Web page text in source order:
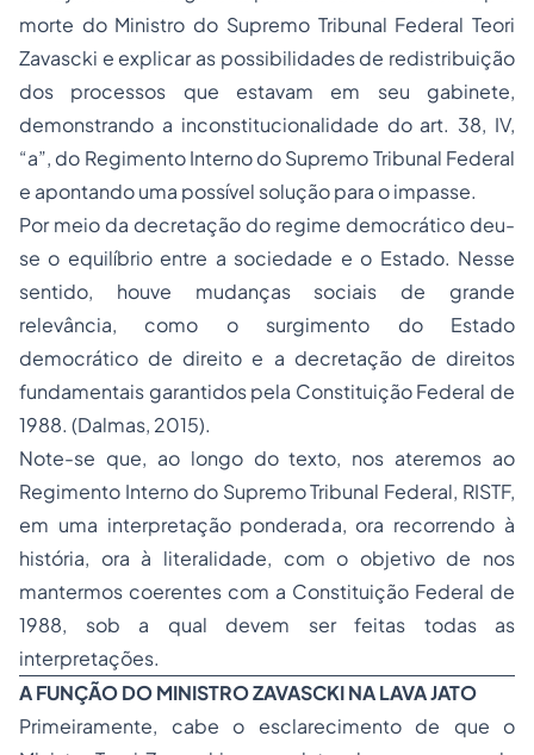
morte do Ministro do Supremo Tribunal Federal Teori
Zavascki e explicar as possibilidades de redistribuição
dos processos que estavam em seu gabinete,
demonstrando a inconstitucionalidade do art. 38, IV,
“a”, do Regimento Interno do Supremo Tribunal Federal
e apontando uma possível solução para o impasse.
Por meio da decretação do regime democrático deu-
se o equilíbrio entre a sociedade e o Estado. Nesse
sentido, houve mudanças sociais de grande
relevância, como o surgimento do Estado
democrático de direito e a decretação de direitos
fundamentais garantidos pela Constituição Federal de
1988. (Dalmas, 2015).
Note-se que, ao longo do texto, nos ateremos ao
Regimento Interno do Supremo Tribunal Federal, RISTF,
em uma interpretação ponderada, ora recorrendo à
história, ora à literalidade, com o objetivo de nos
mantermos coerentes com a Constituição Federal de
1988, sob a qual devem ser feitas todas as
interpretações.
A FUNÇÃO DO MINISTRO ZAVASCKI NA LAVA JATO
Primeiramente, cabe o esclarecimento de que o